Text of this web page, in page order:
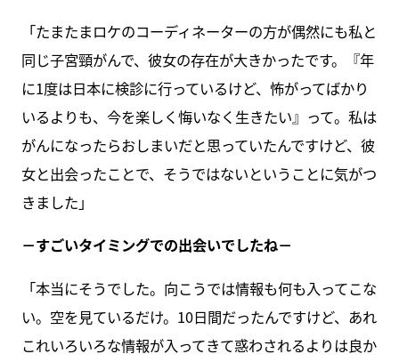
「たまたまロケのコーディネーターの方が偶然にも私と
同じ子宮頸がんで、彼女の存在が大きかったです。『年
に1度は日本に検診に行っているけど、怖がってばかり
いるよりも、今を楽しく悔いなく生きたい』って。私は
がんになったらおしまいだと思っていたんですけど、彼
女と出会ったことで、そうではないということに気がつ
きました」
－すごいタイミングでの出会いでしたね－
「本当にそうでした。向こうでは情報も何も入ってこな
い。空を見ているだけ。10日間だったんですけど、あれ
これいろいろな情報が入ってきて惑わされるよりは良か